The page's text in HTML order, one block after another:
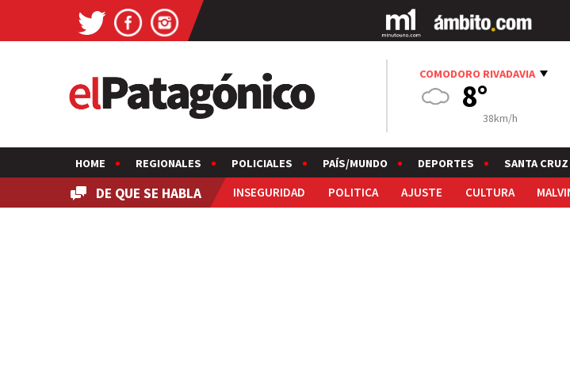
COMODORO RIVADAVIA
8°
38km/h
HOME REGIONALES POLICIALES PAÍS/MUNDO DEPORTES SANTA CRUZ
DE QUE SE HABLA INSEGURIDAD POLITICA AJUSTE CULTURA